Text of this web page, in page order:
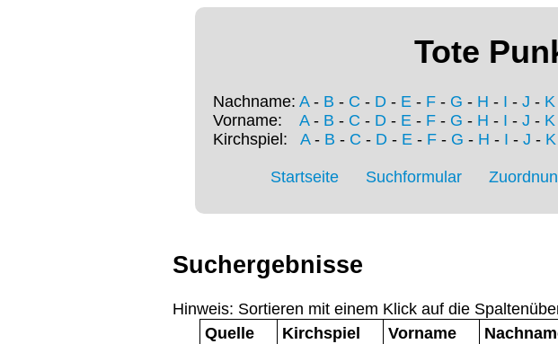
Tote
Nachname: A- B - C - D - E - F - G - H - I - J - K
Vorname: A- B - C - D - E - F - G - H - I - J - K
Kirchspiel: A- B - C - D- E- F- G - H - I - J - K
Startseite Suchformular
Suchergebnisse
Hinweis: Sortieren mit einem Klick auf die
Quelle
Kirchspiel Vorname